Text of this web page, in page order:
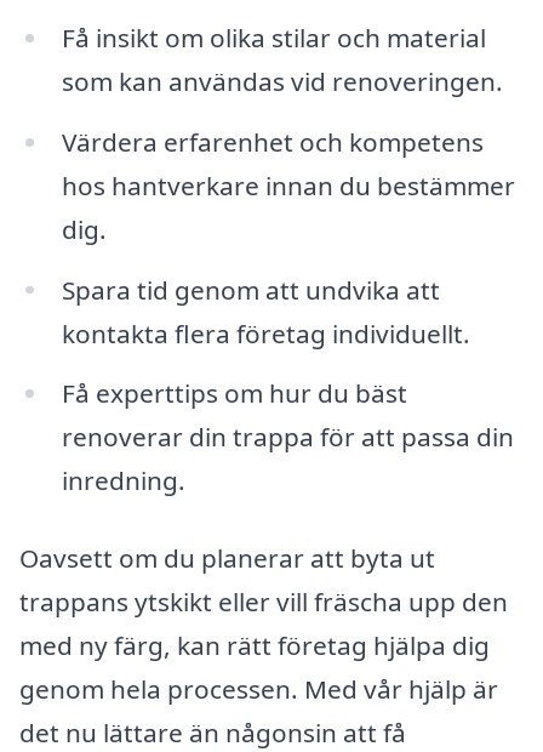
Få insikt om olika stilar och material
som kan användas vid renoveringen.
Värdera erfarenhet och kompetens
hos hantverkare innan du bestämmer
dig.
Spara tid genom att undvika att
kontakta flera företag individuellt.
Få experttips om hur du bäst
renoverar din trappa för att passa din
inredning.
Oavsett om du planerar att byta ut
trappans ytskikt eller vill fräscha upp den
med ny färg, kan rätt företag hjälpa dig
genom hela processen. Med vår hjälp är
det nu lättare än någonsin att få